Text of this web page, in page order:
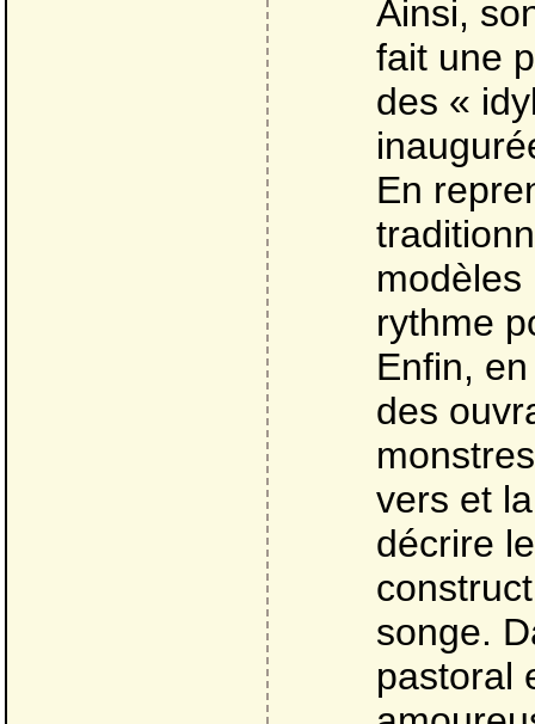
Ainsi,
fait une
des «
En
modèles
rythme
Enfin,
des
vers et
décrire
songe.
pastoral